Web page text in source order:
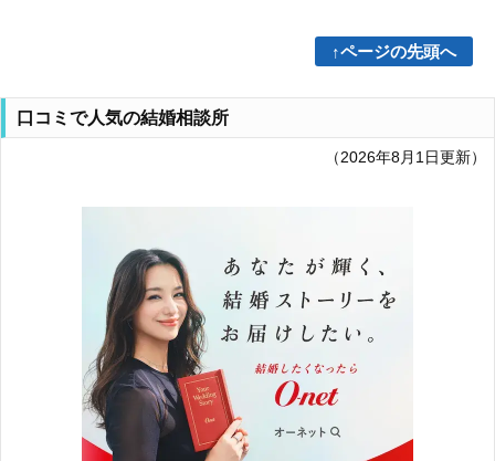
↑ページの先頭へ
口コミで人気の結婚相談所
（2026年8月1日更新）